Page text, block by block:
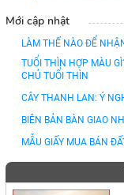
Mới cập nhật
LÀM THẾ NÀO ĐỂ
TUỔI THÌN HỢP MÀU
CHỦ TUỔI THÌN
CÂY THANH LAN: Ý
BIÊN BẢN BÀN GIAO
MẪU GIẤY MUA BÁN